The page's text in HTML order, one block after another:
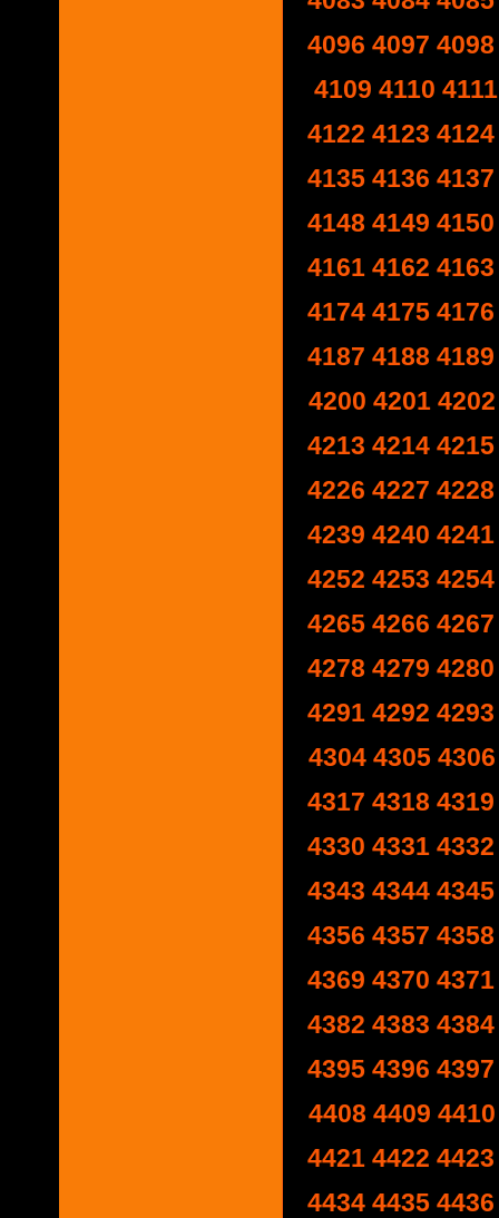
4096 4097 4098
4109 4110 4111
4122 4123 4124
4135 4136 4137
4148 4149 4150
4161 4162 4163
4174 4175 4176
4187 4188 4189
4200 4201 4202
4213 4214 4215
4226 4227 4228
4239 4240 4241
4252 4253 4254
4265 4266 4267
4278 4279 4280
4291 4292 4293
4304 4305 4306
4317 4318 4319
4330 4331 4332
4343 4344 4345
4356 4357 4358
4369 4370 4371
4382 4383 4384
4395 4396 4397
4408 4409 4410
4421 4422 4423
4434 4435 4436